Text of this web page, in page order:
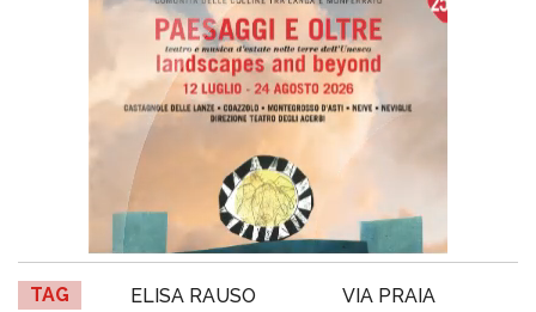
TAG ELISA RAUSO
VIA PRAIA